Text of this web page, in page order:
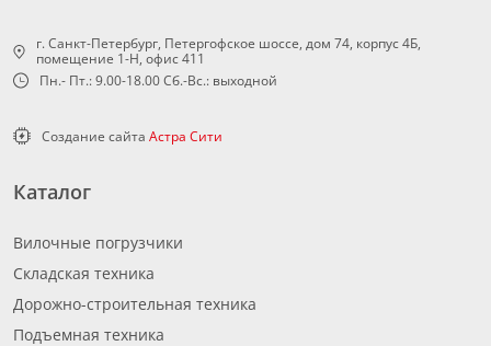
Каталог
Вилочные погрузчики
Складская техника
Дорожно-строительная техника
Подъемная техника
г. Санкт-Петербург, Петергофское шоссе, дом 74, корпус 4Б,
помещение 1-Н, офис 411
Пн.- Пт.: 9.00-18.00 Сб.-Вс.: выходной
Создание сайта Астра Сити